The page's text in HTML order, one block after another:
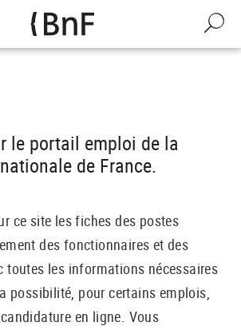
le portail emploi de la
de France.
ce site les fiches des postes
des fonctionnaires et des
toutes les informations nécessaires
possibilité, pour certains emplois,
en ligne. Vous